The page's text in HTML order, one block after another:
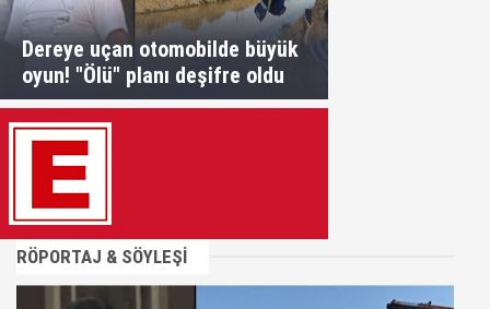
Dereye uçan otomobilde büyük
oyun! "Ölü" planı deşifre oldu
RÖPORTAJ & SÖYLEŞİ